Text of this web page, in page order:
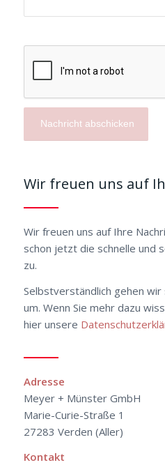
Wir freuen uns auf
Wir freuen uns auf Ihre
schon jetzt die schnelle und
zu.
Selbstverständlich gehen
um. Wenn Sie mehr dazu
hier unsere
Adresse
Meyer + Münster GmbH
Marie-Curie-Straße 1
27283 Verden (Aller)
Kontakt